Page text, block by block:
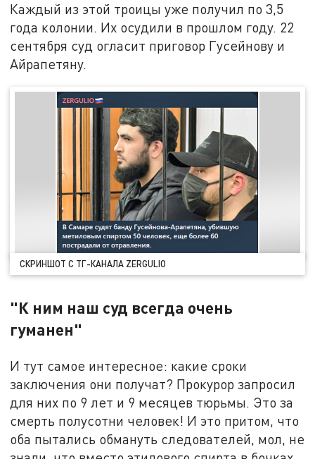
Каждый из этой троицы уже получил по 3,5
года колонии. Их осудили в прошлом году. 22
сентября суд огласит приговор Гусейнову и
Айрапетяну.
СКРИНШОТ С ТГ-КАНАЛА ZERGULIO
"К ним наш суд всегда очень
гуманен"
И тут самое интересное: какие сроки
заключения они получат? Прокурор запросил
для них по 9 лет и 9 месяцев тюрьмы. Это за
смерть полусотни человек! И это притом, что
оба пытались обмануть следователей, мол, не